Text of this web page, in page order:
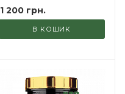
1 200грн.
В КОШИК